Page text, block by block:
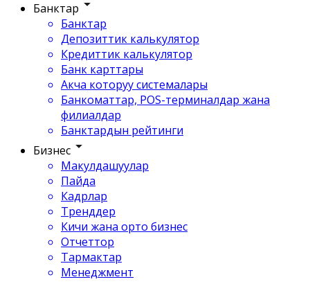
Банктар
Банктар
Депозиттик калькулятор
Кредиттик калькулятор
Банк карттары
Акча которуу системалары
Банкоматтар, POS-терминалдар жана
филиалдар
Банктардын рейтинги
Бизнес
Макулдашуулар
Пайда
Кадрлар
Тренддер
Кичи жана орто бизнес
Отчеттор
Тармактар
Менеджмент